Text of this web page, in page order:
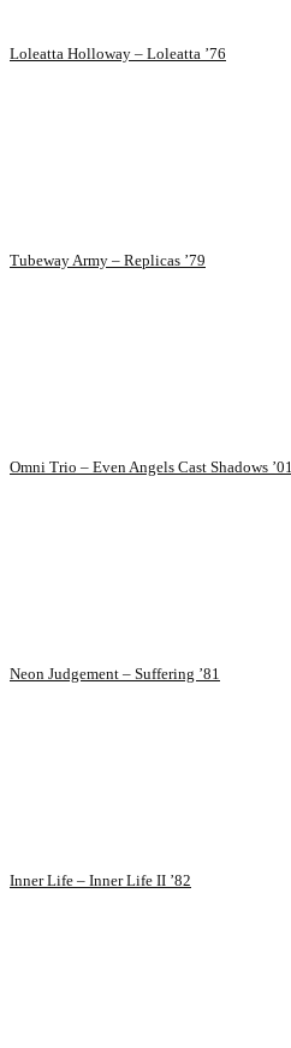
Loleatta Holloway – Loleatta ’76
Tubeway Army – Replicas ’79
Omni Trio – Even Angels Cast Shadows ’01
Neon Judgement – Suffering ’81
Inner Life – Inner Life II ’82